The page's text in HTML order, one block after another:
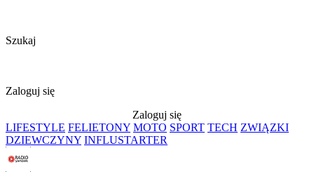
Szukaj
Zaloguj się
Zaloguj się
LIFESTYLE FELIETONY MOTO SPORT TECH ZWIĄZKI
DZIEWCZYNY INFLUSTARTER